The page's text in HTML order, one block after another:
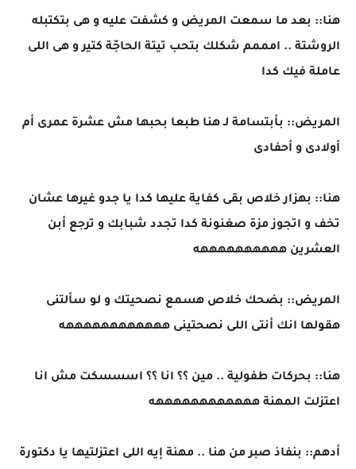
هنا:: بعد ما سمعت المريض و كشفت عليه و هى بتكتبله
الروشتة .. امممم شكلك بتحب تيتة الحاجّة كتير و هى اللى
عاملة فيك كدا
المريض:: بأبتسامة لـ هنا طبعا بحبها مش عشرة عمرى أم
أولادى و أحفادى
هنا:: بهزار خلاص بقى كفاية عليها كدا يا جدو غيرها عشان
تخف و اتجوز مزة صغنونة كدا تجدد شبابك و ترجع أبن
العشرين ههههههههههه
المريض:: بضحك خلاص هسمع نصحيتك و لو سألتنى
هقولها انك أنتى اللى نصحتينى ههههههههههههه
هنا:: بحركات طفولية .. مين ؟؟ انا ؟؟ اسسسكت مش انا
اعتزلت المهنة ههههههههههههه
أدهم:: بنفاذ صبر من هنا .. مهنة إيه اللى اعتزلتيها يا دكتورة